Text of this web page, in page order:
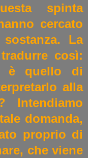
spinta
cercato
La
così:
è quello di
alla
Intendiamo
domanda,
proprio di
che viene